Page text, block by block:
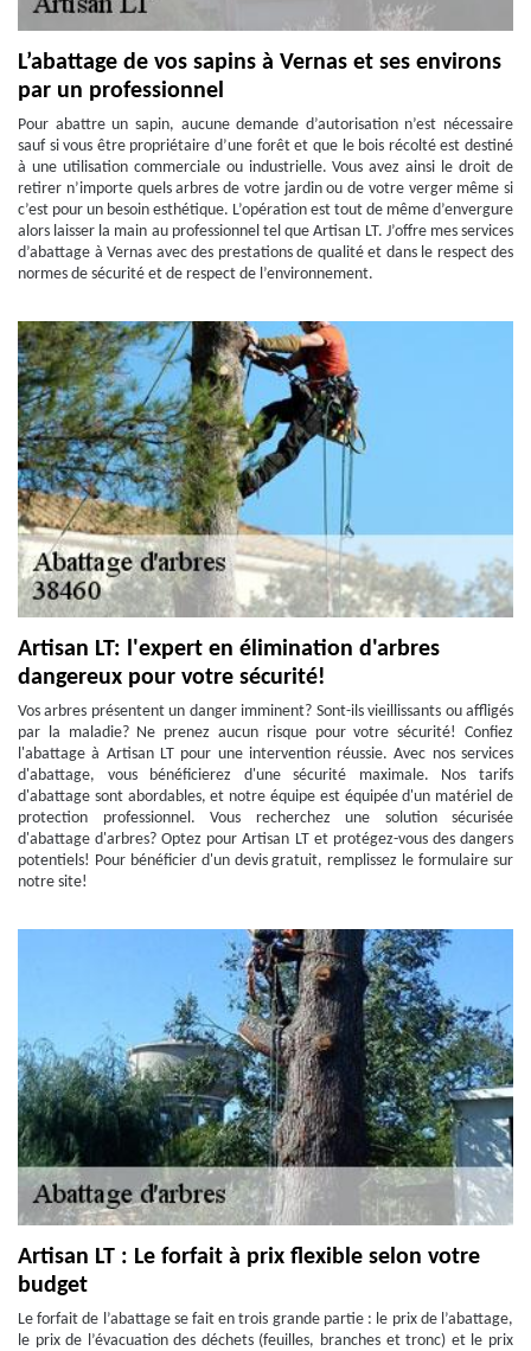
L’abattage de vos sapins à Vernas et ses environs
par un professionnel
Pour abattre un sapin, aucune demande d’autorisation n’est nécessaire
sauf si vous être propriétaire d’une forêt et que le bois récolté est destiné
à une utilisation commerciale ou industrielle. Vous avez ainsi le droit de
retirer n’importe quels arbres de votre jardin ou de votre verger même si
c’est pour un besoin esthétique. L’opération est tout de même d’envergure
alors laisser la main au professionnel tel que Artisan LT. J’offre mes services
d’abattage à Vernas avec des prestations de qualité et dans le respect des
normes de sécurité et de respect de l’environnement.
Artisan LT: l'expert en élimination d'arbres
dangereux pour votre sécurité!
Vos arbres présentent un danger imminent? Sont-ils vieillissants ou affligés
par la maladie? Ne prenez aucun risque pour votre sécurité! Confiez
l'abattage à Artisan LT pour une intervention réussie. Avec nos services
d'abattage, vous bénéficierez d'une sécurité maximale. Nos tarifs
d'abattage sont abordables, et notre équipe est équipée d'un matériel de
protection professionnel. Vous recherchez une solution sécurisée
d'abattage d'arbres? Optez pour Artisan LT et protégez-vous des dangers
potentiels! Pour bénéficier d'un devis gratuit, remplissez le formulaire sur
notre site!
Artisan LT : Le forfait à prix flexible selon votre
budget
Le forfait de l’abattage se fait en trois grande partie : le prix de l’abattage,
le prix de l’évacuation des déchets (feuilles, branches et tronc) et le prix